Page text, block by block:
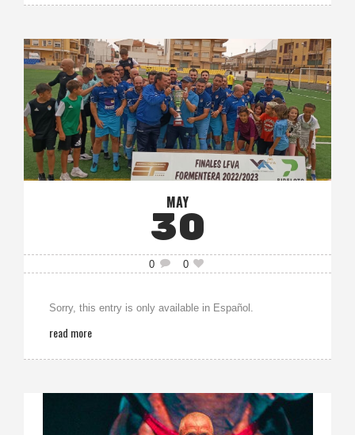
MAY
30
0 0
Sorry, this entry is only available in Español.
read more